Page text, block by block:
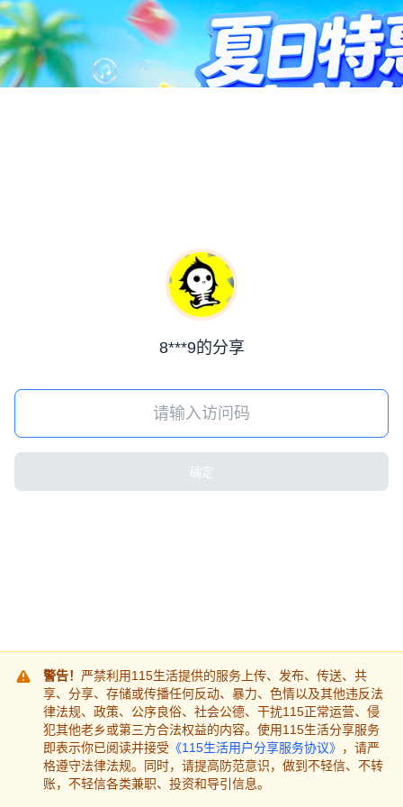
8***9的分享
确定
警告！ 严禁利用115生活提供的服务上传、发布、传送、共
享、分享、存储或传播任何反动、暴力、色情以及其他违反法
律法规、政策、公序良俗、社会公德、干扰115正常运营、侵
犯其他老乡或第三方合法权益的内容。使用115生活分享服务
即表示你已阅读并接受 《115生活用户分享服务协议》 ，请严
格遵守法律法规。同时，请提高防范意识，做到不轻信、不转
账，不轻信各类兼职、投资和导引信息。